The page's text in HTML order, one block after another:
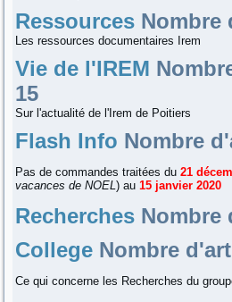
Ressources Nombre
Les ressources documentaires Irem
Vie de l'IREM
15
Sur l'actualité de l'Irem de Poitiers
Flash Info Nombre
Pas de commandes traitées du21
vacances de NOEL) au15 janvier 2020
Recherches
College Nombre
Ce qui concerne les Recherches du